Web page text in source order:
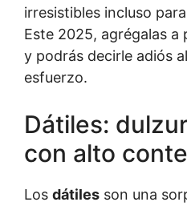
irresistibles incluso
Este 2025, agrégalas a
y podrás decirle adiós
esfuerzo.
Dátiles:
con alto
Los dátiles son una